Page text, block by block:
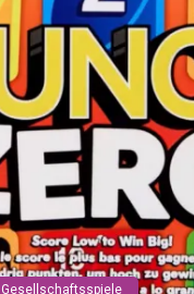
Gesellschaftsspiele